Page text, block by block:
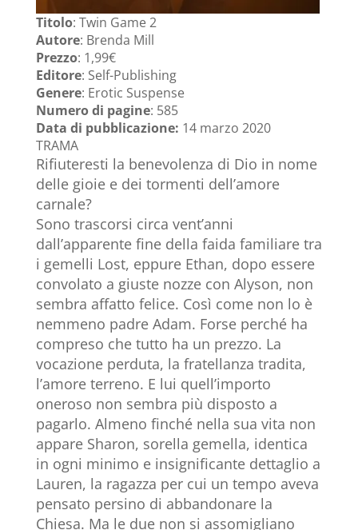
Titolo: Twin Game 2
Autore: Brenda Mill
Prezzo: 1,99€
Editore: Self-Publishing
Genere: Erotic Suspense
Numero di pagine: 585
Data di pubblicazione: 14 marzo 2020
TRAMA
Rifiuteresti la benevolenza di Dio in nome
delle gioie e dei tormenti dell’amore
carnale?
Sono trascorsi circa vent’anni
dall’apparente fine della faida familiare tra
i gemelli Lost, eppure Ethan, dopo essere
convolato a giuste nozze con Alyson, non
sembra affatto felice. Così come non lo è
nemmeno padre Adam. Forse perché ha
compreso che tutto ha un prezzo. La
vocazione perduta, la fratellanza tradita,
l’amore terreno. E lui quell’importo
oneroso non sembra più disposto a
pagarlo. Almeno finché nella sua vita non
appare Sharon, sorella gemella, identica
in ogni minimo e insignificante dettaglio a
Lauren, la ragazza per cui un tempo aveva
pensato persino di abbandonare la
Chiesa. Ma le due non si assomigliano